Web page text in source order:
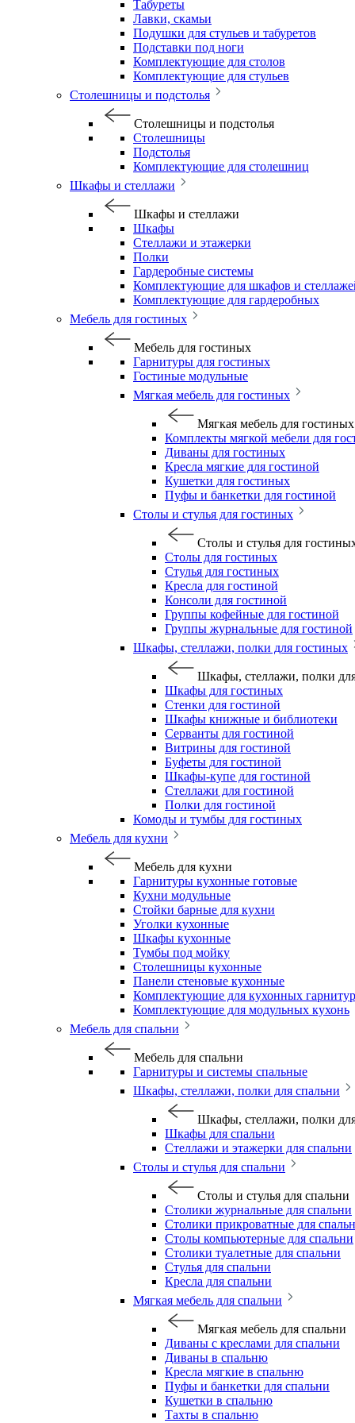
Табуреты
Лавки, скамьи
Подушки для стульев и табуретов
Подставки под ноги
Комплектующие для столов
Комплектующие для стульев
Столешницы и подстолья
Столешницы и подстолья
Столешницы
Подстолья
Комплектующие для столешниц
Шкафы и стеллажи
Шкафы и стеллажи
Шкафы
Стеллажи и этажерки
Полки
Гардеробные системы
Комплектующие для шкафов и
Комплектующие для гардеробных
Мебель для гостиных
Мебель для гостиных
Гарнитуры для гостиных
Гостиные модульные
Мягкая мебель для гостиных
Мягкая мебель для гостиных
Комплекты мягкой мебели для
Диваны для гостиных
Кресла мягкие для гостиной
Кушетки для гостиных
Пуфы и банкетки для гостиной
Столы и стулья для гостиных
Столы и стулья для
Столы для гостиных
Стулья для гостиных
Кресла для гостиной
Консоли для гостиной
Группы кофейные для гостиной
Группы журнальные для гостиной
Шкафы, стеллажи, полки для гостиных
Шкафы, стеллажи, полки
Шкафы для гостиных
Стенки для гостиной
Шкафы книжные и библиотеки
Серванты для гостиной
Витрины для гостиной
Буфеты для гостиной
Шкафы-купе для гостиной
Стеллажи для гостиной
Полки для гостиной
Комоды и тумбы для гостиных
Мебель для кухни
Мебель для кухни
Гарнитуры кухонные готовые
Кухни модульные
Стойки барные для кухни
Уголки кухонные
Шкафы кухонные
Тумбы под мойку
Столешницы кухонные
Панели стеновые кухонные
Комплектующие для кухонных
Комплектующие для модульных кухонь
Мебель для спальни
Мебель для спальни
Гарнитуры и системы спальные
Шкафы, стеллажи, полки для спальни
Шкафы, стеллажи, полки
Шкафы для спальни
Стеллажи и этажерки для спальни
Столы и стулья для спальни
Столы и стулья для спальни
Столики журнальные для спальни
Столики прикроватные для
Столы компьютерные для спальни
Столики туалетные для спальни
Стулья для спальни
Кресла для спальни
Мягкая мебель для спальни
Мягкая мебель для спальни
Диваны с креслами для спальни
Диваны в спальню
Кресла мягкие в спальню
Пуфы и банкетки для спальни
Кушетки в спальню
Тахты в спальню